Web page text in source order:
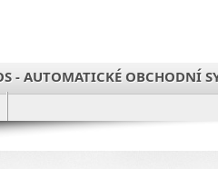
- AUTOMATICKÉ OBCHODNÍ